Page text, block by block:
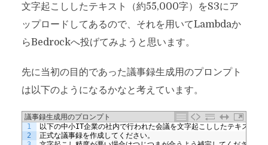
文字起こししたテキスト（約55,000字）をS3にア
ップロードしてあるので、それを用いてLambdaか
らBedrockへ投げてみようと思います。
先に当初の目的であった議事録生成用のプロンプト
は以下のようになるかなと考えています。
議事録生成用のプロンプト
1
2
以下の中小IT企業の社内で行われた会議を文字起こししたテキストか
正式な議事録を作成してください。